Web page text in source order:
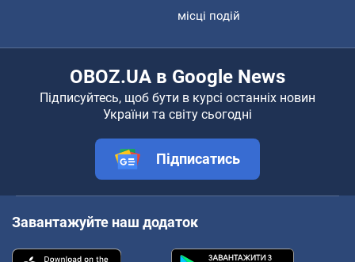
місці подій
OBOZ.UA в Google News
Підписуйтесь, щоб бути в курсі останніх новин
України та світу сьогодні
Підписатись
Завантажуйте наш додаток